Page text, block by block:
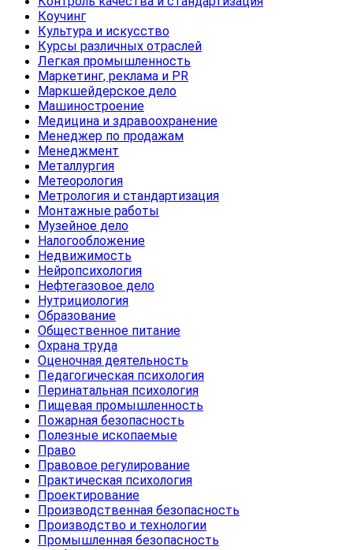
Коучинг
Культура и искусство
Курсы различных отраслей
Легкая промышленность
Маркетинг, реклама и PR
Маркшейдерское дело
Машиностроение
Медицина и здравоохранение
Менеджер по продажам
Менеджмент
Металлургия
Метеорология
Метрология и стандартизация
Монтажные работы
Музейное дело
Налогообложение
Недвижимость
Нейропсихология
Нефтегазовое дело
Нутрициология
Образование
Общественное питание
Охрана труда
Оценочная деятельность
Педагогическая психология
Перинатальная психология
Пищевая промышленность
Пожарная безопасность
Полезные ископаемые
Право
Правовое регулирование
Практическая психология
Проектирование
Производственная безопасность
Производство и технологии
Промышленная безопасность